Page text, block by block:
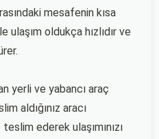
mesafenin kısa
oldukça hızlıdır ve
yerli ve yabancı araç
aldığınız aracı
ederek ulaşımınızı